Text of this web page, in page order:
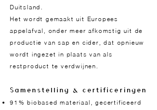
Duitsland.
Het wordt gemaakt uit Europees
appelafval, onder meer afkomstig uit de
productie van sap en cider, dat opnieuw
wordt ingezet in plaats van als
restproduct te verdwijnen.
Samenstelling & certificeringen
91% biobased materiaal, gecertificeerd